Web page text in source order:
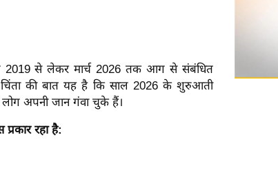
2019 से लेकर मार्च 2026 तक आग से संबंधित
की बात यह है कि साल 2026 के शुरुआती
अपनी जान गंवा चुके हैं।
रहा है: